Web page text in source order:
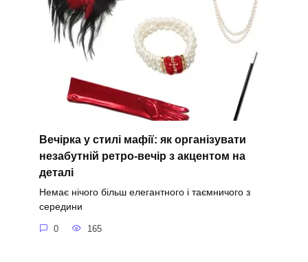
Вечірка у стилі мафії: як організувати
незабутній ретро-вечір з акцентом на
деталі
Немає нічого більш елегантного і таємничого з
середини
0 165